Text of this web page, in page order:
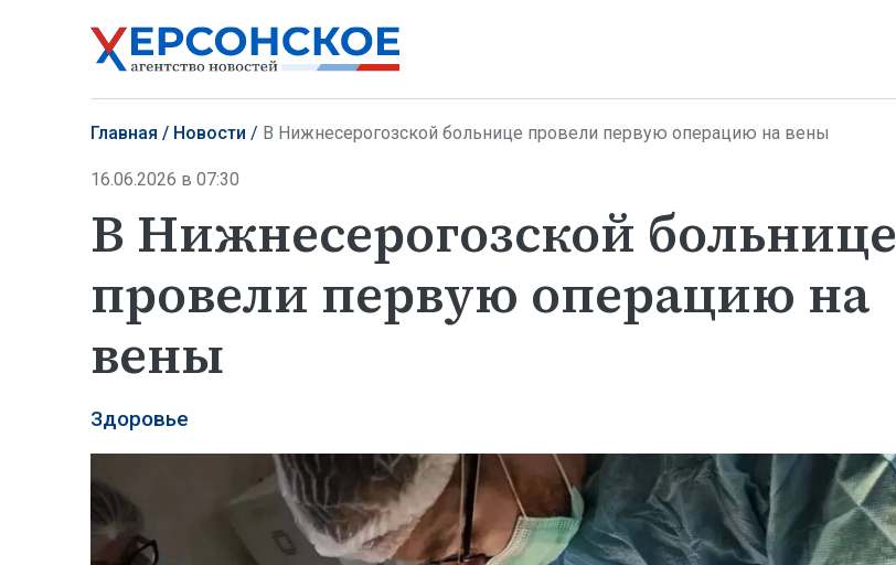
Главная Новости В Нижнесерогозской больнице провели первую операцию на вены
16.06.2026 в 07:30
В Нижнесерогозской больнице
провели первую операцию на
вены
Здоровье